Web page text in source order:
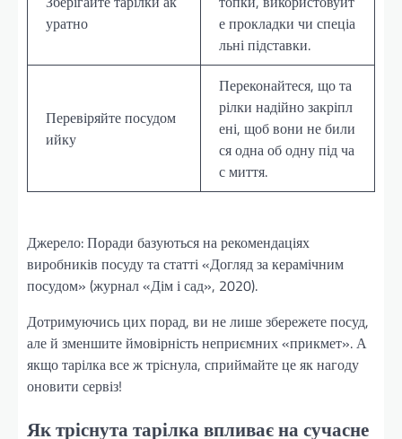
уратно
е прокладки чи спеціа
льні підставки.
Перевіряйте посудом
ийку
Переконайтеся, що та
рілки надійно закріпл
ені, щоб вони не били
ся одна об одну під ча
с миття.
Джерело: Поради базуються на рекомендаціях
виробників посуду та статті «Догляд за керамічним
посудом» (журнал «Дім і сад», 2020).
Дотримуючись цих порад, ви не лише збережете посуд,
але й зменшите ймовірність неприємних «прикмет». А
якщо тарілка все ж тріснула, сприймайте це як нагоду
оновити сервіз!
Як тріснута тарілка впливає на сучасне